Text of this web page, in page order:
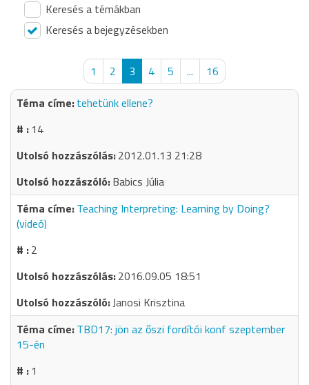
Keresés a témákban
Keresés a bejegyzésekben
1 2 3 4 5 ...
16
tehetünk ellene?
14
2012.01.13 21:28
Babics Júlia
Teaching Interpreting: Learning by Doing?
(videó)
2
2016.09.05 18:51
Janosi Krisztina
TBD17: jön az őszi fordítói konf szeptember
15-én
1